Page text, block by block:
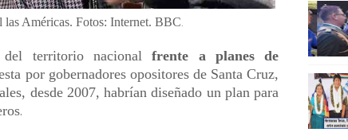
Américas. Fotos: Internet. BBC.
del territorio nacionalfrente a planes de
por gobernadores opositores de Santa Cruz,
desde 2007, habrían diseñado un plan para
.